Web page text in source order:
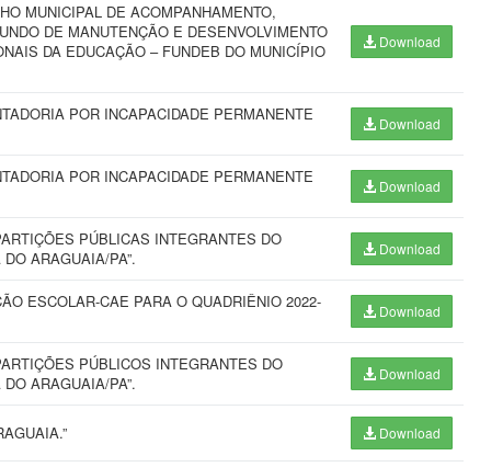
MUNICIPAL DE ACOMPANHAMENTO,
DE MANUTENÇÃO E DESENVOLVIMENTO
DA EDUCAÇÃO – FUNDEB DO MUNICÍPIO
Download
POR INCAPACIDADE PERMANENTE
Download
POR INCAPACIDADE PERMANENTE
Download
PÚBLICAS INTEGRANTES DO
ARAGUAIA/PA”.
Download
ESCOLAR-CAE PARA O QUADRIÊNIO 2022-
Download
PÚBLICOS INTEGRANTES DO
ARAGUAIA/PA”.
Download
Download